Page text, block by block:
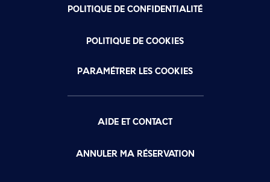
POLITIQUE DE CONFIDENTIALITÉ
POLITIQUE DE COOKIES
PARAMÉTRER LES COOKIES
AIDE ET CONTACT
ANNULER MA RÉSERVATION